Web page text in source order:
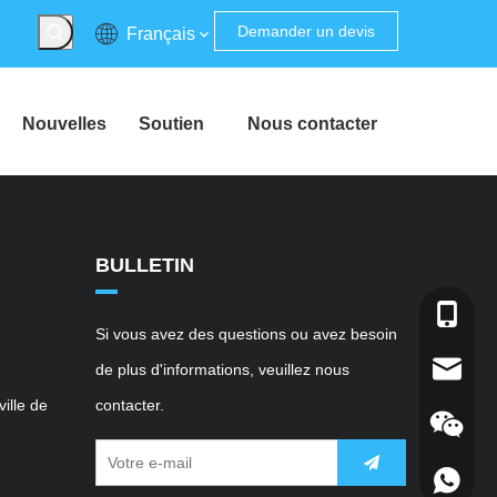
Français Demander un devis
Nouvelles Soutien Nous contacter
de
BULLETIN
Si vous avez des questions ou avez besoin
de plus d'informations, veuillez nous
contacter.
+86-